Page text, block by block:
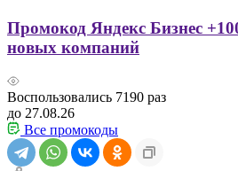
Промокод Яндекс Бизнес
новых компаний
Воспользовались 7190 раз
до 27.08.26
Все промокоды